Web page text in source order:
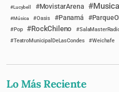
Lucybell
MovistarArena
Música Oasis Panamá
Pop
RockChileno
TeatroMunicipalDeLasCondes Weichafe
Lo Más Reciente